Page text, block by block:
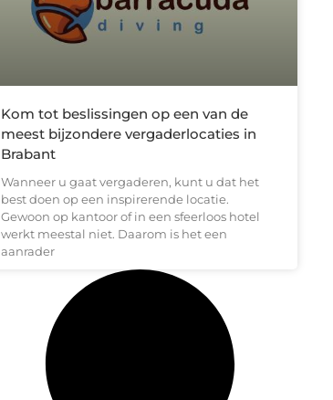
Kom tot beslissingen op een van de
meest bijzondere vergaderlocaties in
Brabant
Wanneer u gaat vergaderen, kunt u dat het
best doen op een inspirerende locatie.
Gewoon op kantoor of in een sfeerloos hotel
werkt meestal niet. Daarom is het een
aanrader